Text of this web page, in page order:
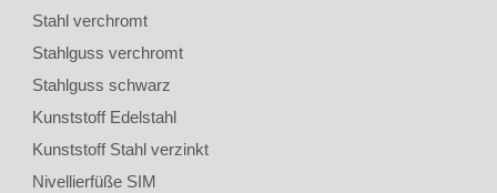
Stahl verchromt
Stahlguss verchromt
Stahlguss schwarz
Kunststoff Edelstahl
Kunststoff Stahl verzinkt
Nivellierfüße SIM